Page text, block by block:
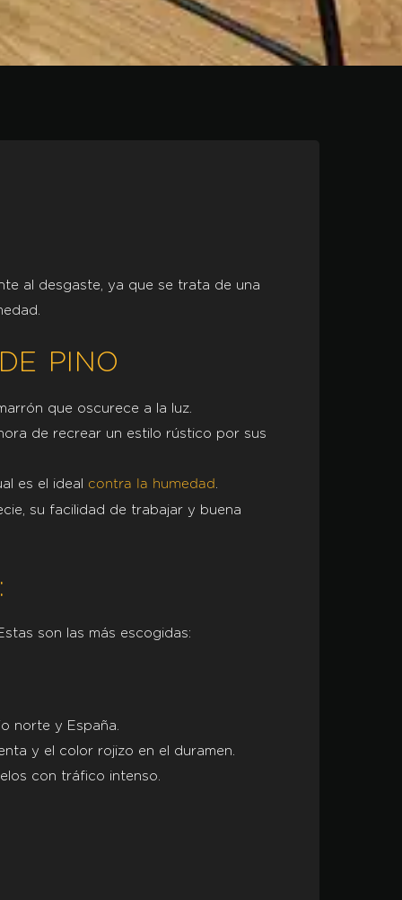
al desgaste, ya que se trata de una
PINO
que oscurece a la luz.
de recrear un estilo rústico por sus
es el ideal contra la humedad .
su facilidad de trabajar y buena
son las más escogidas:
norte y España.
y el color rojizo en el duramen.
con tráfico intenso.